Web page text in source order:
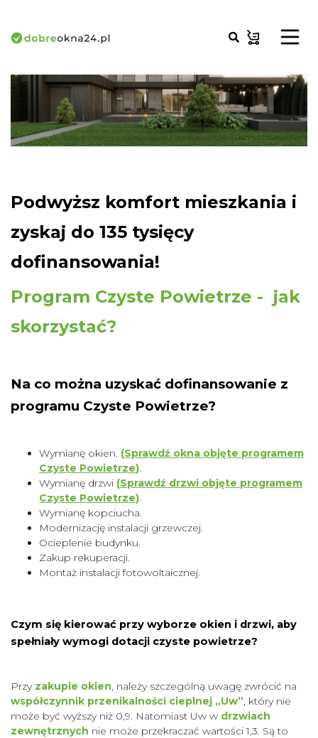
Podwyższ komfort mieszkania i
zyskaj do 135 tysięcy
dofinansowania!
Program Czyste Powietrze - jak
skorzystać?
Na co można uzyskać dofinansowanie z
programu Czyste Powietrze?
Wymianę okien. (Sprawdź okna objęte programem
Czyste Powietrze)
Wymianę drzwi (Sprawdź drzwi objęte programem
Czyste Powietrze)
Wymianę kopciucha.
Modernizację instalacji grzewczej.
Ocieplenie budynku.
Zakup rekuperacji.
Montaż instalacji fotowoltaicznej.
Czym się kierować przy wyborze okien i drzwi, aby
spełniały wymogi dotacji czyste powietrze?
Przy zakupie okien , należy szczególną uwagę zwrócić na
współczynnik przenikalności cieplnej „Uw” , który nie
może być wyższy niż 0,9. Natomiast Uw w drzwiach
zewnętrznych nie może przekraczać wartości 1,3. Są to